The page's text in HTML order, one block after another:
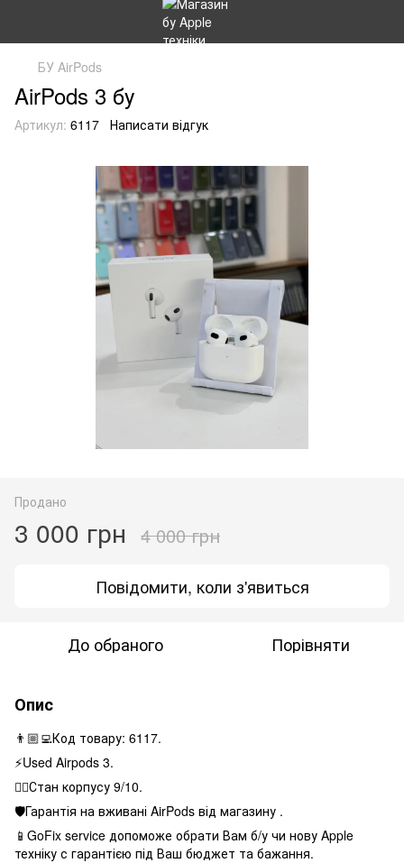
БУ AirPods
AirPods 3 бу
Артикул: 6117 Написати відгук
Продано
3 000 грн 4 000 грн
Повідомити, коли з'явиться
До обраного Порівняти
Опис
👨🏼‍💻Код товару: 6117.
⚡️Used Airpods 3.
👌🏻Стан корпусу 9/10.
🛡Гарантія на вживані AirPods від магазину .
📱GoFix service допоможе обрати Вам б/у чи нову Apple
техніку с гарантією під Ваш бюджет та бажання.